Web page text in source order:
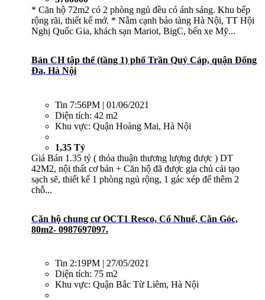
* Căn hộ 72m2 có 2 phòng ngủ đều có ánh sáng. Khu bếp
rộng rãi, thiết kế mở. * Nằm cạnh bảo tàng Hà Nội, TT Hội
Nghị Quốc Gia, khách sạn Mariot, BigC, bến xe Mỹ...
Bán CH tập thể (tầng 1) phố Trần Quý Cáp, quận Đống
Đa, Hà Nội
Tin 7:56PM | 01/06/2021
Diện tích: 42 m2
Khu vực: Quận Hoàng Mai, Hà Nội
1,35 Tỷ
Giá Bán 1.35 tỷ ( thỏa thuận thương lượng được ) DT
42M2, nội thất cơ bản + Căn hộ đã được gia chủ cải tạo
sạch sẽ, thiết kế 1 phòng ngủ rộng, 1 gác xép để thêm 2
chỗ...
Căn hộ chung cư OCT1 Resco, Cổ Nhuế, Căn Góc,
80m2- 0987697097.
Tin 2:19PM | 27/05/2021
Diện tích: 75 m2
Khu vực: Quận Bắc Từ Liêm, Hà Nội